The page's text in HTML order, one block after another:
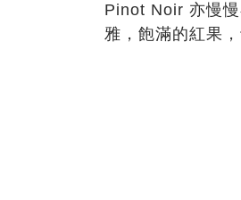
Pinot Noir 亦慢
雅，飽滿的紅果